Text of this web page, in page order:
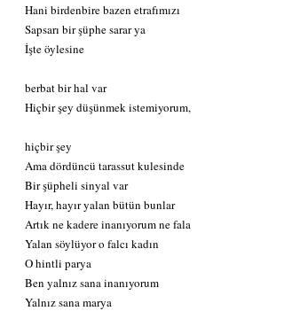
Hani birdenbire bazen etrafımızı
Sapsarı bir şüphe sarar ya
İşte öylesine
berbat bir hal var
Hiçbir şey düşünmek istemiyorum,
hiçbir şey
Ama dördüncü tarassut kulesinde
Bir şüpheli sinyal var
Hayır, hayır yalan bütün bunlar
Artık ne kadere inanıyorum ne fala
Yalan söylüyor o falcı kadın
O hintli parya
Ben yalnız sana inanıyorum
Yalnız sana marya